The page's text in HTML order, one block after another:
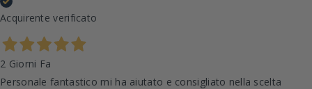
Acquirente verificato
2 Giorni Fa
Personale fantastico mi ha aiutato e consigliato nella scelta